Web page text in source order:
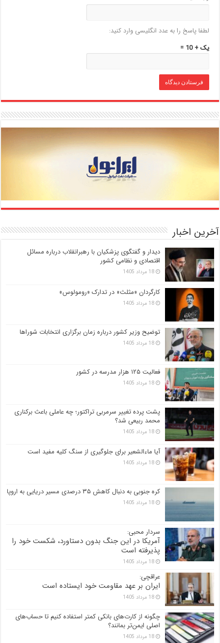
لطفا پاسخ را به عدد انگلیسی وارد کنید:
یک + 10 =
آخرین اخبار
دیدار و گفتگوی پزشکیان با رهبرانقلاب درباره مسائل
اقتصادی و نظامی کشور
18 مرداد 1405
کارگردان «مثلث» در تدارک «رومولوس»
18 مرداد 1405
توضیح وزیر کشور درباره زمان برگزاری انتخابات شوراها
18 مرداد 1405
فعالیت ۱۲۵ هزار مدرسه در کشور
18 مرداد 1405
پشت پرده تغییر سرمربی تراکتور؛ چه عاملی باعث برکناری
محمد ربیعی شد؟
18 مرداد 1405
آیا ماءالشعیر برای جلوگیری از سنگ کلیه مفید است
18 مرداد 1405
کره جنوبی به دنبال کاهش ۳۵ درصدی مسیر دریایی به اروپا
18 مرداد 1405
سردار محبی:
آمریکا در این جنگ بدون دستاورد، شکست خود را
پذیرفته است
18 مرداد 1405
عراقچی:
ایران بر عهد مقاومت خود ایستاده است
18 مرداد 1405
چگونه از کارت‌های بانکی کمتر استفاده کنیم تا حساب‌های
اصلی ایمن‌تر بمانند؟
18 مرداد 1405